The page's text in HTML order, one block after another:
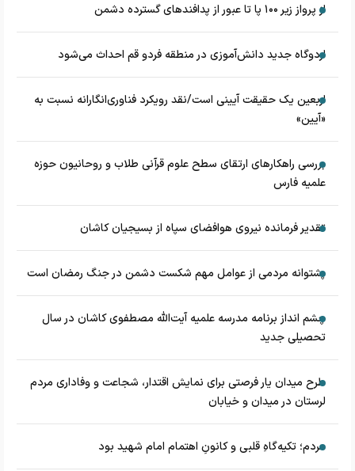
از پرواز زیر ۱۰۰ پا تا عبور از پدافند‌های گسترده دشمن
اردوگاه جدید دانش‌آموزی در منطقه فردو قم احداث می‌شود
اربعین یک حقیقت آیینی است/نقد رویکرد فناوری‌انگارانه نسبت به
«آیین»
بررسی راهکارهای ارتقای سطح علوم قرآنی طلاب و روحانیون حوزه
علمیه فارس
تقدیر فرمانده نیروی هوافضای سپاه از بسیجیان کاشان
پشتوانه مردمی از عوامل مهم شکست دشمن در جنگ رمضان است
چشم‌ انداز برنامه مدرسه علمیه آیت‌الله مصطفوی کاشان در سال
تحصیلی جدید
طرح میدان یار فرصتی برای نمایش اقتدار، شجاعت و وفاداری مردم
لرستان در میدان و خیابان
مردم؛ تکیه‌گاهِ قلبی و کانونِ اهتمام امام شهید بود